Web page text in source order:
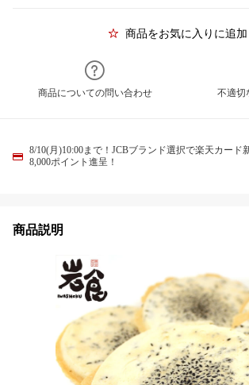
商品をお気に入りに追加
商品についての問い合わせ 不適切
8/10(月)10:00まで！JCBブランド選択で楽天カード
8,000ポイント進呈！
商品説明